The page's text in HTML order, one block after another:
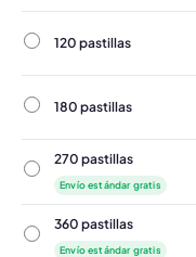
120 pastillas
120 pastillas
180 pastillas
180 pastillas
270 pastillas
270 pastillas
Envío estándar gratis
360 pastillas
360 pastillas
Envío estándar gratis